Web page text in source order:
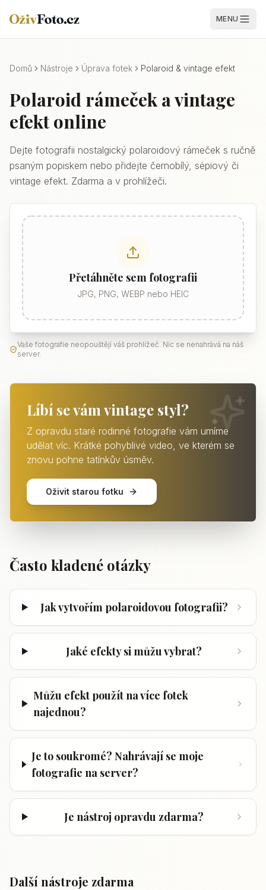
MENU
Domů Nástroje Úprava fotek Polaroid & vintage efekt
Polaroid rámeček a vintage
efekt online
Dejte fotografii nostalgický polaroidový rámeček s ručně
psaným popiskem nebo přidejte černobílý, sépiový či
vintage efekt. Zdarma a v prohlížeči.
Přetáhněte sem fotografii
JPG, PNG, WEBP nebo HEIC
Vaše fotografie neopouštějí váš prohlížeč. Nic se nenahrává na náš
server.
Líbí se vám vintage styl?
Z opravdu staré rodinné fotografie vám umíme
udělat víc. Krátké pohyblivé video, ve kterém se
znovu pohne tatínkův úsměv.
Oživit starou fotku
Často kladené otázky
Jak vytvořím polaroidovou fotografii?
Jaké efekty si můžu vybrat?
Můžu efekt použít na více fotek
najednou?
Je to soukromé? Nahrávají se moje
fotografie na server?
Je nástroj opravdu zdarma?
Další nástroje zdarma